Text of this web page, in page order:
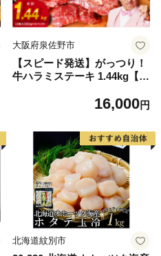
大阪府泉佐野市
【スピード発送】がっつり！
牛ハラミステーキ 1.44kg【氷
g×4パック 牛肉 すてーき 焼
16,000円
北海道紋別市